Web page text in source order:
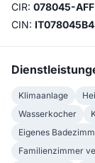
CIR: 078045-
CIN:
Klimaanlage
Wasserkocher
Eigenes
Familienzimmer